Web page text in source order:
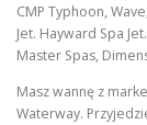
CMP Typhoon,
Jet. Hayward Spa
Master Spas,
Masz wannę z
Waterway.